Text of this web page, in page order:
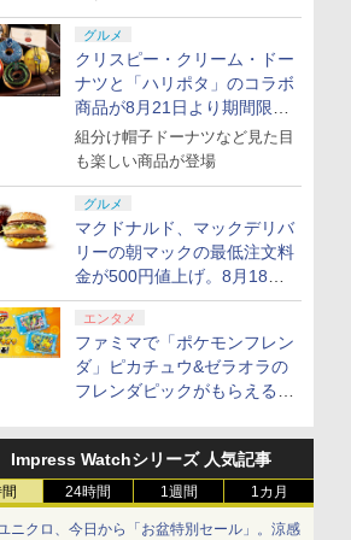
グルメ
クリスピー・クリーム・ドー
ナツと「ハリポタ」のコラボ
商品が8月21日より期間限定
で発売
組分け帽子ドーナツなど見た目
も楽しい商品が登場
グルメ
マクドナルド、マックデリバ
リーの朝マックの最低注文料
金が500円値上げ。8月18日
より1,500円から受付
エンタメ
ファミマで「ポケモンフレン
ダ」ピカチュウ&ゼラオラの
フレンダピックがもらえるキ
Impress Watchシリーズ 人気記事
24時間 1週間 1カ月
ニクロ、今日から「お盆特別セール」。涼感